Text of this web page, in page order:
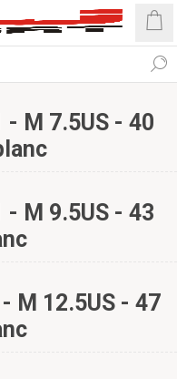
- M 7.5US - 40
- M 9.5US - 43
M 12.5US - 47